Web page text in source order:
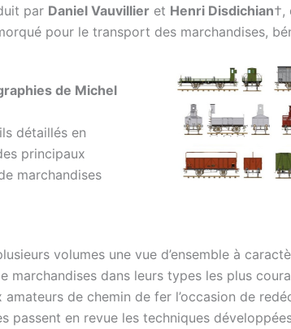
par Daniel Vauvillier et Henri Disdichian†,
pour le transport des marchandises,
de Michel
détaillés en
principaux
marchandises
volumes une vue d’ensemble à
marchandises dans leurs types les plus
de chemin de fer l’occasion de
passent en revue les techniques